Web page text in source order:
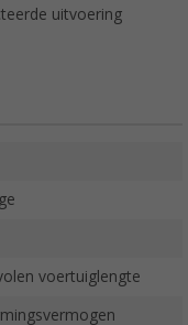
uitvoering
voertuiglengte